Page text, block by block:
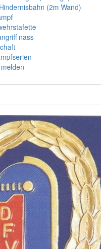
(2m Wand)
nass